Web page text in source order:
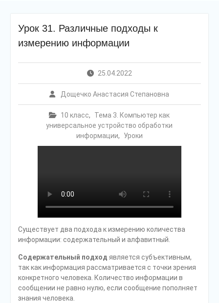
Урок 31. Различные подходы к
измерению информации
25.04.2022
Дощечко Анастасия Степановна
10 класс,
Тема 3. Компьютер как
универсальное устройство обработки
информации, Уроки
Существует два подхода к измерению количества
информации: со­держательный и алфавитный.
Содержательный подход является субъективным,
так как информация рассматривается с точки зрения
конкретного человека. Количество инфор­мации в
сообщении не равно нулю, если сообщение пополняет
знания чело­века.